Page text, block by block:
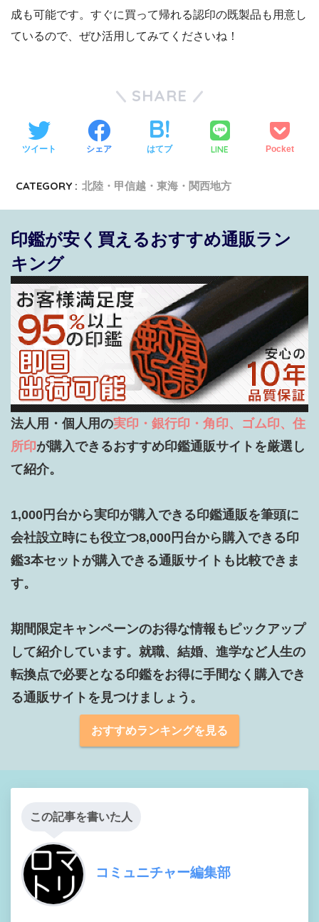
成も可能です。すぐに買って帰れる認印の既製品も用意し
ているので、ぜひ活用してみてくださいね！
SHARE
ツイート シェア はてブ LINE Pocket
CATEGORY : 北陸・甲信越・東海・関西地方
印鑑が安く買えるおすすめ通販ラン
キング
法人用・個人用の実印・銀行印・角印、ゴム印、住
所印が購入できるおすすめ印鑑通販サイトを厳選し
て紹介。
1,000円台から実印が購入できる印鑑通販を筆頭に
会社設立時にも役立つ8,000円台から購入できる印
鑑3本セットが購入できる通販サイトも比較できま
す。
期間限定キャンペーンのお得な情報もピックアップ
して紹介しています。就職、結婚、進学など人生の
転換点で必要となる印鑑をお得に手間なく購入でき
る通販サイトを見つけましょう。
おすすめランキングを見る
この記事を書いた人
コミュニチャー編集部